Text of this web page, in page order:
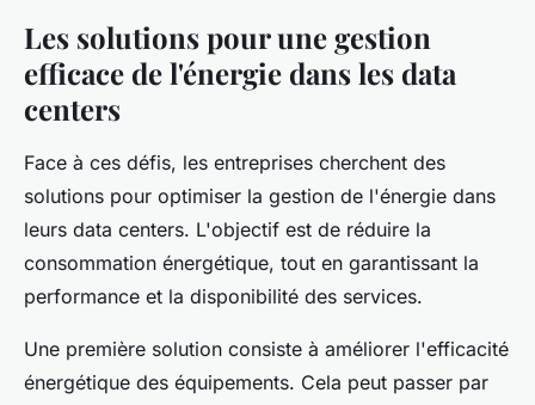
Les solutions pour une gestion
efficace de l'énergie dans les data
centers
Face à ces défis, les entreprises cherchent des
solutions pour optimiser la gestion de l'énergie dans
leurs data centers. L'objectif est de réduire la
consommation énergétique, tout en garantissant la
performance et la disponibilité des services.
Une première solution consiste à améliorer l'efficacité
énergétique des équipements. Cela peut passer par